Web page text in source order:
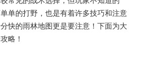
单的打野，也是有着许多技巧和注意
快的雨林地图更是要注意！下面为大
略！